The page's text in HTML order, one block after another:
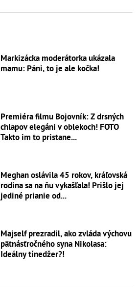
Markizácka moderátorka ukázala
mamu: Páni, to je ale kočka!
Premiéra filmu Bojovník: Z drsných
chlapov elegáni v oblekoch! FOTO
Takto im to pristane...
Meghan oslávila 45 rokov, kráľovská
rodina sa na ňu vykašľala! Prišlo jej
jediné prianie od...
Majself prezradil, ako zvláda výchovu
pätnásťročného syna Nikolasa:
Ideálny tínedžer?!